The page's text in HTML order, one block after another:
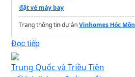
đặt vé máy bay
Trang thông tin dự ánVinhomes Hóc Môn
Đọc tiếp
Trung Quốc và Triều Tiên